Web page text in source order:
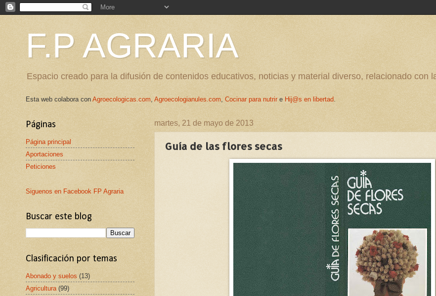
F.P AGRARIA
Espacio creado para la difusión de contenidos educativos, noticias y material diverso, relacionado con
Esta web colabora con Agroecologicas.com, Agroecologianules.com, Cocinar para nutrir e Hij@s en libertad.
martes, 21 de mayo de 2013
Guía de las flores secas
Páginas
Página principal
Aportaciones
Peticiones
Siguenos en Facebook FP Agraria
Buscar este blog
Clasificación por temas
Abonado y suelos (13)
Agricultura (99)